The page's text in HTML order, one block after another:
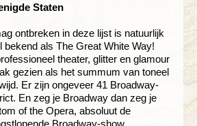
Staten
ontbreken in deze lijst is natuurlijk
bekend als The Great White Way!
theater, glitter en glamour
gezien als het summum van toneel
Er zijn ongeveer 41 Broadway-
En zeg je Broadway dan zeg je
of the Opera, absoluut de
Broadway-show